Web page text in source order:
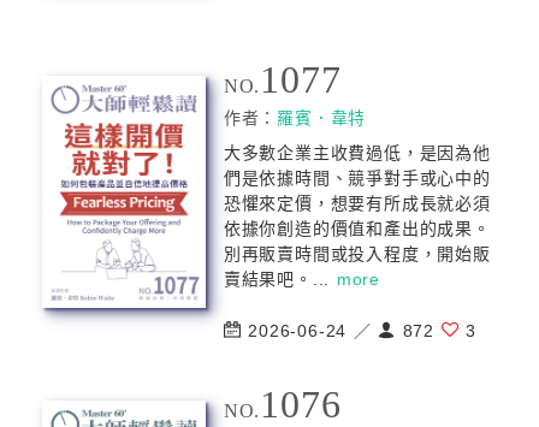
NO. 1077
作者： 羅賓．韋特
大多數企業主收費過低，是因為他
們是依據時間、競爭對手或心中的
恐懼來定價，想要有所成長就必須
依據你創造的價值和產出的成果。
別再販賣時間或投入程度，開始販
賣結果吧。... more
2026-06-24 ／ 872 3
NO. 1076